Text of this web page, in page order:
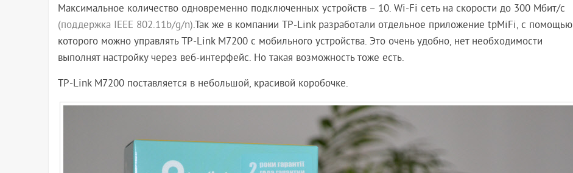
Максимальное количество одновременно подключенных устройств – 10. Wi-Fi сеть на скорости до 300 Мбит/с
(поддержка IEEE 802.11b/g/n).Так же в компании TP-Link разработали отдельное приложение tpMiFi, с помощью
которого можно управлять TP-Link M7200 с мобильного устройства. Это очень удобно, нет необходимости
выполнят настройку через веб-интерфейс. Но такая возможность тоже есть.
TP-Link M7200 поставляется в небольшой, красивой коробочке.